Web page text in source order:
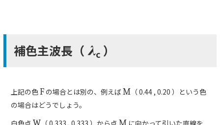
補色主波長（ λc ）
上記の色F の場合とは別の、例えばM （ 0.44 , 0.20 ）という色
の場合はどうでしょう。